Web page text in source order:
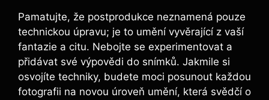
Pamatujte, že postprodukce neznamená pouze
technickou úpravu; je to umění vyvěrající z vaší
fantazie a citu. Nebojte se experimentovat a
přidávat své výpovědi do snímků. Jakmile si
osvojíte techniky, budete moci posunout každou
fotografii na novou úroveň umění, která svědčí o